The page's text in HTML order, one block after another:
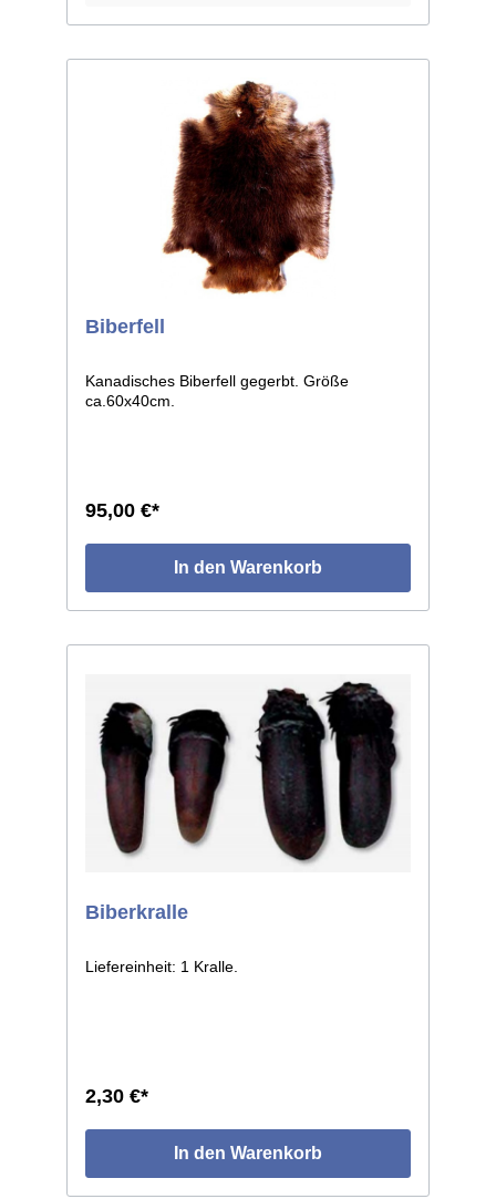
Biberfell
Kanadisches Biberfell gegerbt. Größe
ca.60x40cm.
95,00 €*
In den Warenkorb
Biberkralle
Liefereinheit: 1 Kralle.
2,30 €*
In den Warenkorb